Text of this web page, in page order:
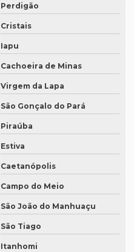
brasília
rio de janeiro
no rj
em porto alegre
em recife
em sp
texto
Perdigão
Cristais
Iapu
Cachoeira de Minas
Virgem da Lapa
São Gonçalo do Pará
Piraúba
Estiva
Caetanópolis
Campo do Meio
São João do Manhuaçu
São Tiago
Itanhomi